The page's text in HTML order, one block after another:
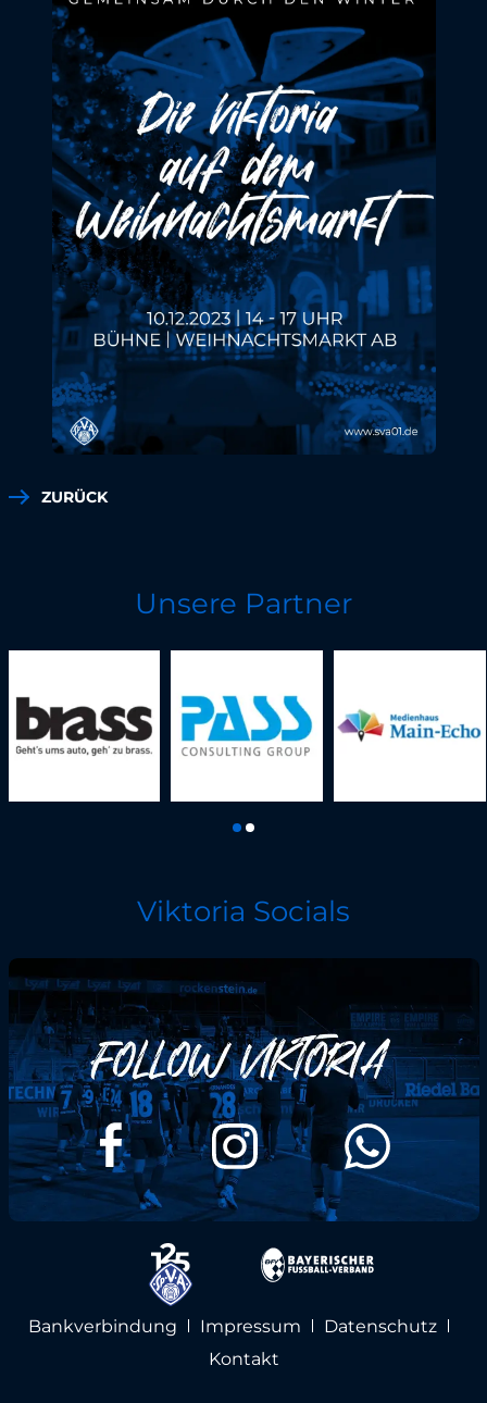
ZURÜCK
Unsere Partner
Viktoria Socials
Bankverbindung Impressum
Datenschutz
Kontakt